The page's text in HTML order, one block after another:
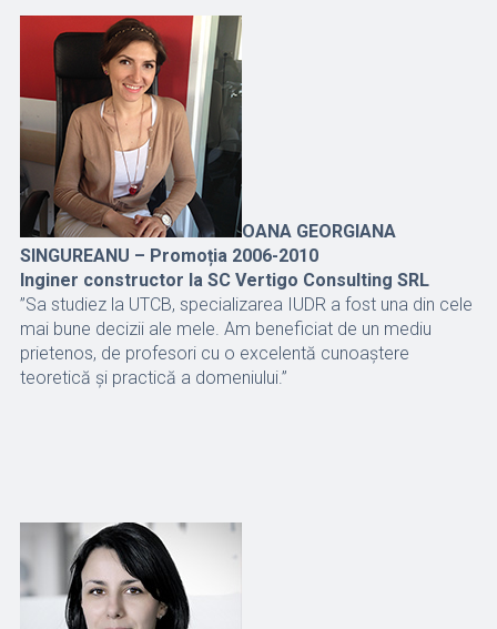
OANA GEORGIANA
SINGUREANU – Promoția 2006-2010
Inginer constructor la SC Vertigo Consulting SRL
”Sa studiez la UTCB, specializarea IUDR a fost una din cele
mai bune decizii ale mele. Am beneficiat de un mediu
prietenos, de profesori cu o excelentă cunoaştere
teoretică şi practică a domeniului.”